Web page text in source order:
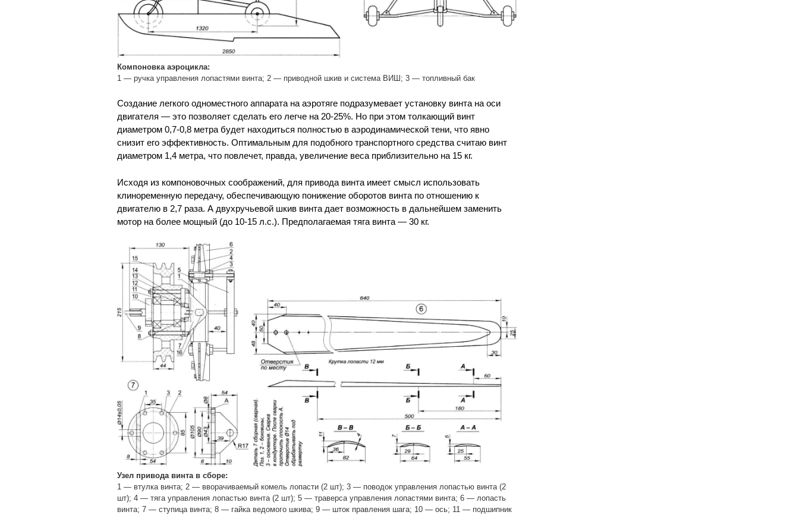
Компоновка аэроцикла:
1 — ручка управления лопастями винта; 2 — приводной шкив и система ВИШ; 3 — топливный бак
Создание легкого одноместного аппарата на аэротяге подразумевает установку винта на оси
двигателя — это позволяет сделать его легче на 20-25%. Но при этом толкающий винт
диаметром 0,7-0,8 метра будет находиться полностью в аэродинамической тени, что явно
снизит его эффективность. Оптимальным для подобного транспортного средства считаю винт
диаметром 1,4 метра, что повлечет, правда, увеличение веса приблизительно на 15 кг.
Исходя из компоновочных соображений, для привода винта имеет смысл использовать
клиноременную передачу, обеспечивающую понижение оборотов винта по отношению к
двигателю в 2,7 раза. А двухручьевой шкив винта дает возможность в дальнейшем заменить
мотор на более мощный (до 10-15 л.с.). Предполагаемая тяга винта — 30 кг.
Узел привода винта в сборе:
1 — втулка винта; 2 — вворачиваемый комель лопасти (2 шт); 3 — поводок управления лопастью винта (2
шт); 4 — тяга управления лопастью винта (2 шт); 5 — траверса управления лопастями винта; 6 — лопасть
винта; 7 — ступица винта; 8 — гайка ведомого шкива; 9 — шток правления шага; 10 — ось; 11 — подшипник